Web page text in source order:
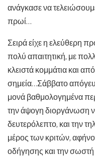
ανάγκασε να
πρωί…
Σειρά είχε η ελεύθερη
πολύ απαιτητική, με
κλειστά κομμάτια και
σημεία…Σάββατο
μονά βαθμολογημένα
την άψογη διοργάνωση
δευτερόλεπτο, και την
μέρος των κριτών,
οδήγησης και την